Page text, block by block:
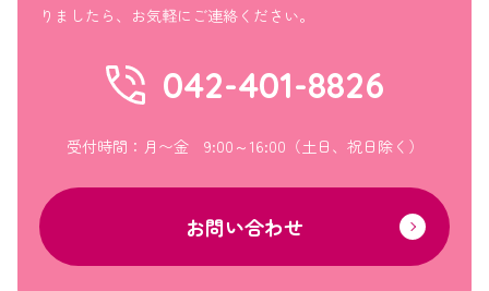
りましたら、お気軽にご連絡ください。
042-401-8826
受付時間：月〜金 9:00～16:00（土日、祝日除く）
お問い合わせ